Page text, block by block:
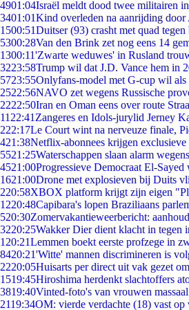
4901:04Israël meldt dood twee militairen
3401:01Kind overleden na aanrijding
1500:51Duitser (93) crasht met quad
5300:28Van den Brink zet nog eens 14
1300:11'Zwarte weduwes' in Rusland
3223:58Trump wil dat J.D. Vance hem in
5723:55Onlyfans-model met G-cup wil
2522:56NAVO zet wegens Russische
2222:50Iran en Oman eens over route
11 22:41 Zangeres en Idols-jurylid Jerney
222:17Le Court wint na nerveuze finale,
421:38Netflix-abonnees krijgen
5521:25Waterschappen slaan alarm
4521:00Progressieve Democraat El-
1621:00Drone met explosieven bij Duits
220:58XBOX platform krijgt zijn eigen
1220:48Capibara's lopen Braziliaans
520:30Zomervakantieweerbericht:
3220:25Wakker Dier dient klacht in tegen
1 20:21Lemmen boekt eerste profzege in
8420:21'Witte' mannen discrimineren is
2220:05Huisarts per direct uit vak gezet
1519:45Hiroshima herdenkt slachtoffers
3819:40Vinted-foto's van vrouwen
2119:34OM: vierde verdachte (18) vast op